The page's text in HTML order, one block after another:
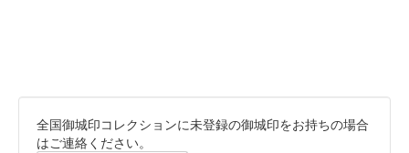
全国御城印コレクションに未登録の御城印をお持ちの場合
はご連絡ください。